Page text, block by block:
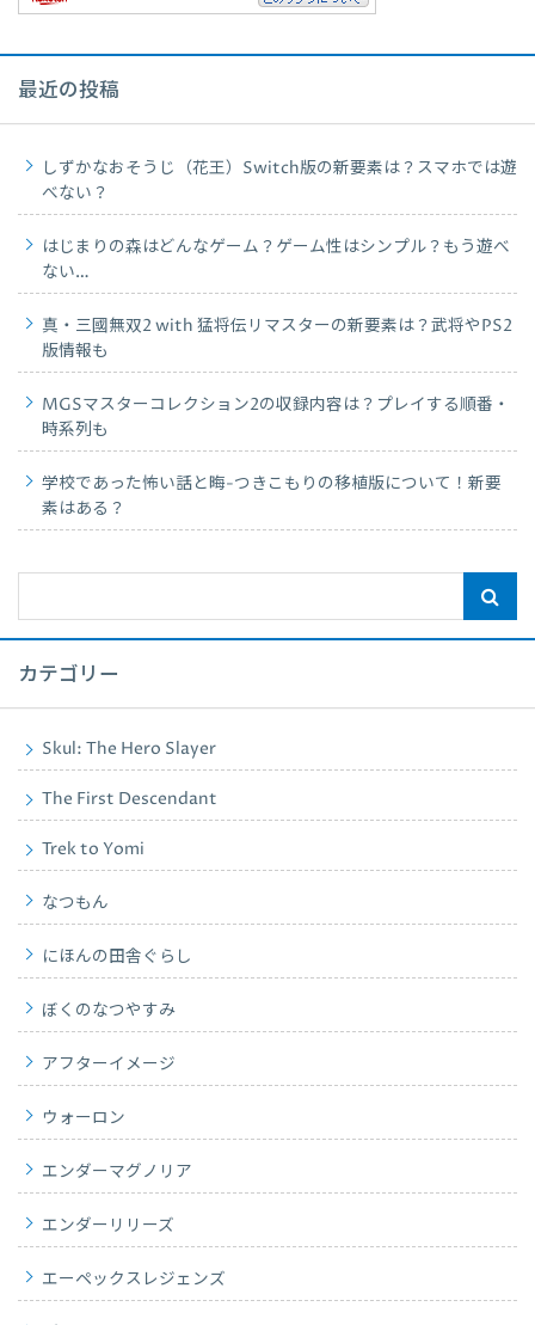
最近の投稿
しずかなおそうじ（花王）Switch版の新要素は？スマホでは遊
べない？
はじまりの森はどんなゲーム？ゲーム性はシンプル？もう遊べ
ない…
真・三國無双2 with 猛将伝リマスターの新要素は？武将やPS2
版情報も
MGSマスターコレクション2の収録内容は？プレイする順番・
時系列も
学校であった怖い話と晦-つきこもりの移植版について！新要
素はある？
カテゴリー
Skul: The Hero Slayer
The First Descendant
Trek to Yomi
なつもん
にほんの田舎ぐらし
ぼくのなつやすみ
アフターイメージ
ウォーロン
エンダーマグノリア
エンダーリリーズ
エーペックスレジェンズ